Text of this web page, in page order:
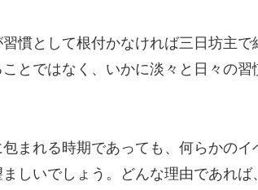
慣として根付かなければ三日坊主で
とではなく、いかに淡々と日々の習
まれる時期であっても、何らかのイ
しいでしょう。どんな理由であれば